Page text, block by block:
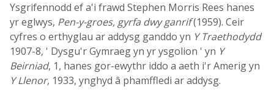
Ysgrifennodd ef a'i frawd Stephen Morris Rees hanes
yr eglwys, Pen-y-groes, gyrfa dwy ganrif(1959). Ceir
cyfres o erthyglau ar addysg ganddo yn Y Traethodydd
1907-8, ' Dysgu'r Gymraeg yn yr ysgolion ' yn Y
Beirniad, 1, hanes gor-ewythr iddo a aeth i'r Amerig yn
Y Llenor, 1933, ynghyd â phamffledi ar addysg.